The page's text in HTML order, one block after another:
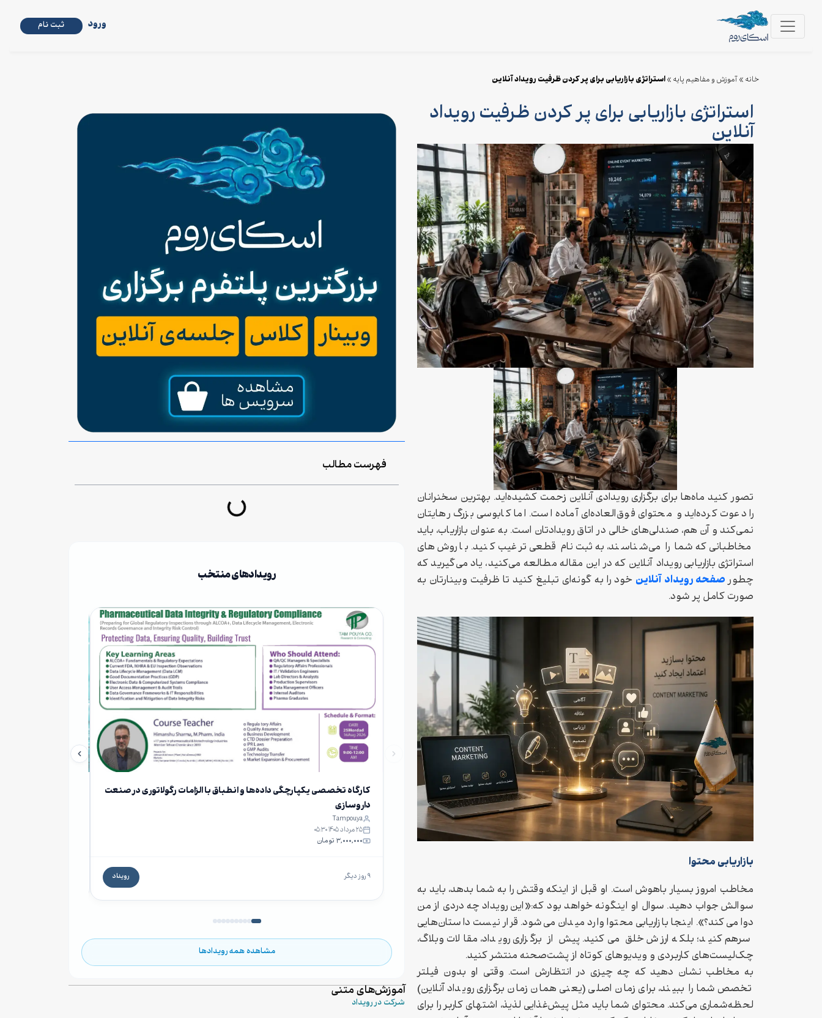
ورود ثبت نام
خانه » آموزش و مفاهیم پایه »استراتژی بازاریابی برای پر کردن ظرفیت رویداد آنلاین
استراتژی بازاریابی برای پر کردن ظرفیت رویداد
آنلاین
تصور کنید ماه‌ها برای برگزاری رویدادی آنلاین زحمت کشیده‌اید. بهترین سخنرانان
را دعوت کرده‌اید و محتوای فوق‌العاده‌ای آماده است. اما کابوسی بزرگ رهایتان
نمی‌کند و آن‌ هم، صندلی‌های خالی در اتاق رویدادتان است. به عنوان بازاریاب، باید
مخاطبانی که شما را می‌شناسند، به ثبت‌نام قطعی ترغیب کنید. با روش‌های
استراتژی بازاریابی رویداد آنلاین که در این مقاله مطالعه می‌کنید، یاد می‌گیرید که
چطورصفحه رویداد آنلاین خود را به گونه‌ای تبلیغ کنید تا ظرفیت وبینارتان به
صورت کامل پر شود.
بازاریابی محتوا
مخاطب امروز بسیار باهوش است. او قبل از اینکه وقتش را به شما بدهد، باید به
سوالش جواب دهید. سوال او اینگونه خواهد بود که:«این رویداد چه دردی از من
دوا می‌کند؟». اینجا بازاریابی محتوا وارد میدان می‌شود. قرار نیست داستان‌هایی
سرهم کنید؛ بلکه ارزش خلق می‌کنید. پیش از برگزاری رویداد، مقالات وبلاگ،
چک‌لیست‌های کاربردی و ویدیوهای کوتاه از پشت‌صحنه منتشر کنید.
به مخاطب نشان دهید که چه چیزی در انتظارش است. وقتی او بدون فیلتر
تخصص شما را ببیند، برای زمان اصلی (یعنی همان زمان برگزاری رویداد آنلاین)
لحظه‌شماری می‌کند. محتوای شما باید مثل پیش‌غذایی لذیذ، اشتهای کاربر را برای
فهرست مطالب
رویدادهای منتخب
کارگاه تخصصی یکپارچگی داده‌ها و انطباق با الزامات رگولاتوری در صنعت
داروسازی
Tampouya
۲۵ مرداد ۱۴۰۵ ۰۵:۳۰
۳,۰۰۰,۰۰۰ تومان
۹ روز دیگر رویداد
مشاهده همه رویدادها
آموزش‌های متنی
شرکت در رویداد